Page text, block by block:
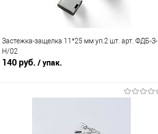
Застежка-защелка 11*25 мм уп.2 шт. арт. ФДБ-З-
Н/02
140 руб. / упак.